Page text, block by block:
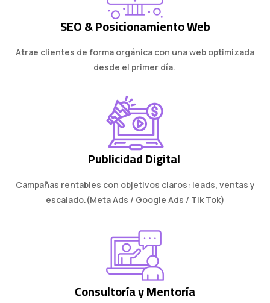
SEO & Posicionamiento Web
Atrae clientes de forma orgánica con una web optimizada
desde el primer día.
Publicidad Digital
Campañas rentables con objetivos claros: leads, ventas y
escalado.(Meta Ads / Google Ads / Tik Tok)
Consultoría y Mentoría